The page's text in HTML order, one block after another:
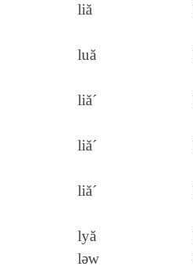
liă
luă
liă´
liă´
liă´
lyă
lǝw